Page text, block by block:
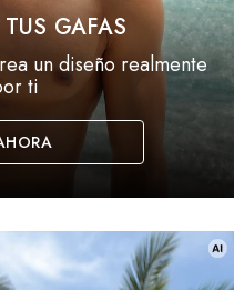
GAFAS
un diseño realmente
ti